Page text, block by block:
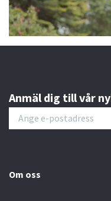
Anmäl dig till vår
Om oss